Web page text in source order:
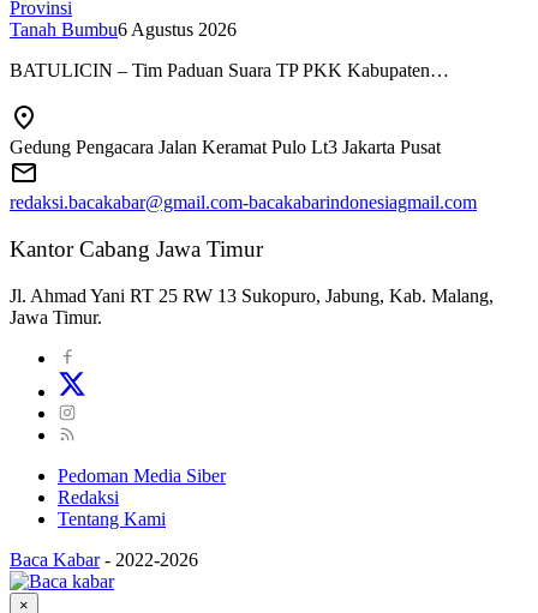
Provinsi
Tanah Bumbu6 Agustus 2026
BATULICIN – Tim Paduan Suara TP PKK Kabupaten…
Gedung Pengacara Jalan Keramat Pulo Lt3 Jakarta Pusat
redaksi.bacakabar@gmail.com-bacakabarindonesiagmail.com
Kantor Cabang Jawa Timur
Jl. Ahmad Yani RT 25 RW 13 Sukopuro, Jabung, Kab. Malang,
Jawa Timur.
Pedoman Media Siber
Redaksi
Tentang Kami
Baca Kabar - 2022-2026
×